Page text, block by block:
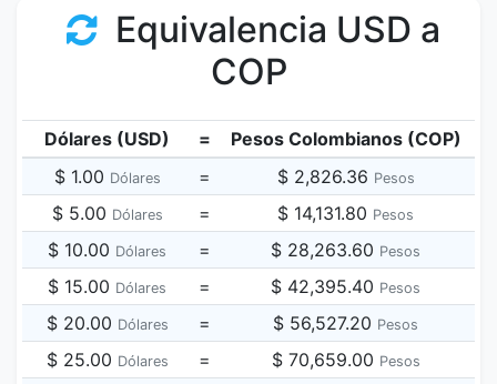
Equivalencia USD a
COP
Dólares (USD) =
Pesos Colombianos (COP)
$ 1.00 Dólares = $ 2,826.36 Pesos
$ 5.00 Dólares = $ 14,131.80 Pesos
$ 10.00 Dólares = $ 28,263.60 Pesos
$ 15.00 Dólares = $ 42,395.40 Pesos
$ 20.00 Dólares = $ 56,527.20 Pesos
$ 25.00 Dólares = $ 70,659.00 Pesos